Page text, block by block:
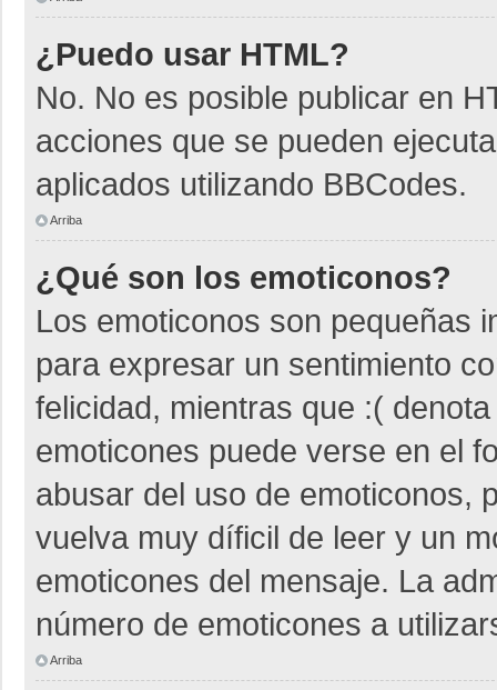
¿Puedo usar HTML?
No. No es posible publicar en
acciones que se pueden
aplicados utilizando BBCodes.
Arriba
¿Qué son los emoticonos?
Los emoticonos son pequeñas
para expresar un sentimiento
felicidad, mientras que :(
emoticones puede verse en el
abusar del uso de emoticonos,
vuelva muy díficil de leer y un
emoticones del mensaje. La
número de emoticones a
Arriba